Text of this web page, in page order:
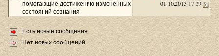
помогающие достижению измененных
состояний сознания
01.10.2013 17:29
Есть новые сообщения
Нет новых сообщений